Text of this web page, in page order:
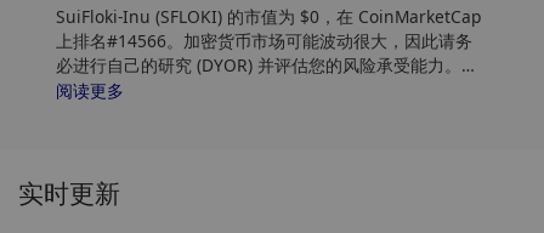
SuiFloki-Inu (SFLOKI) 的市值为 $0，在 CoinMarketCap
上排名#14566。加密货币市场可能波动很大，因此请务
必进行自己的研究 (DYOR) 并评估您的风险承受能力。此
外，分析 SuiFloki-Inu (SFLOKI) 价格趋势和模式，以找到
阅读更多
实时更新